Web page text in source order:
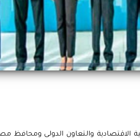
الاقتصادية والتعاون الدولى ومحافظ